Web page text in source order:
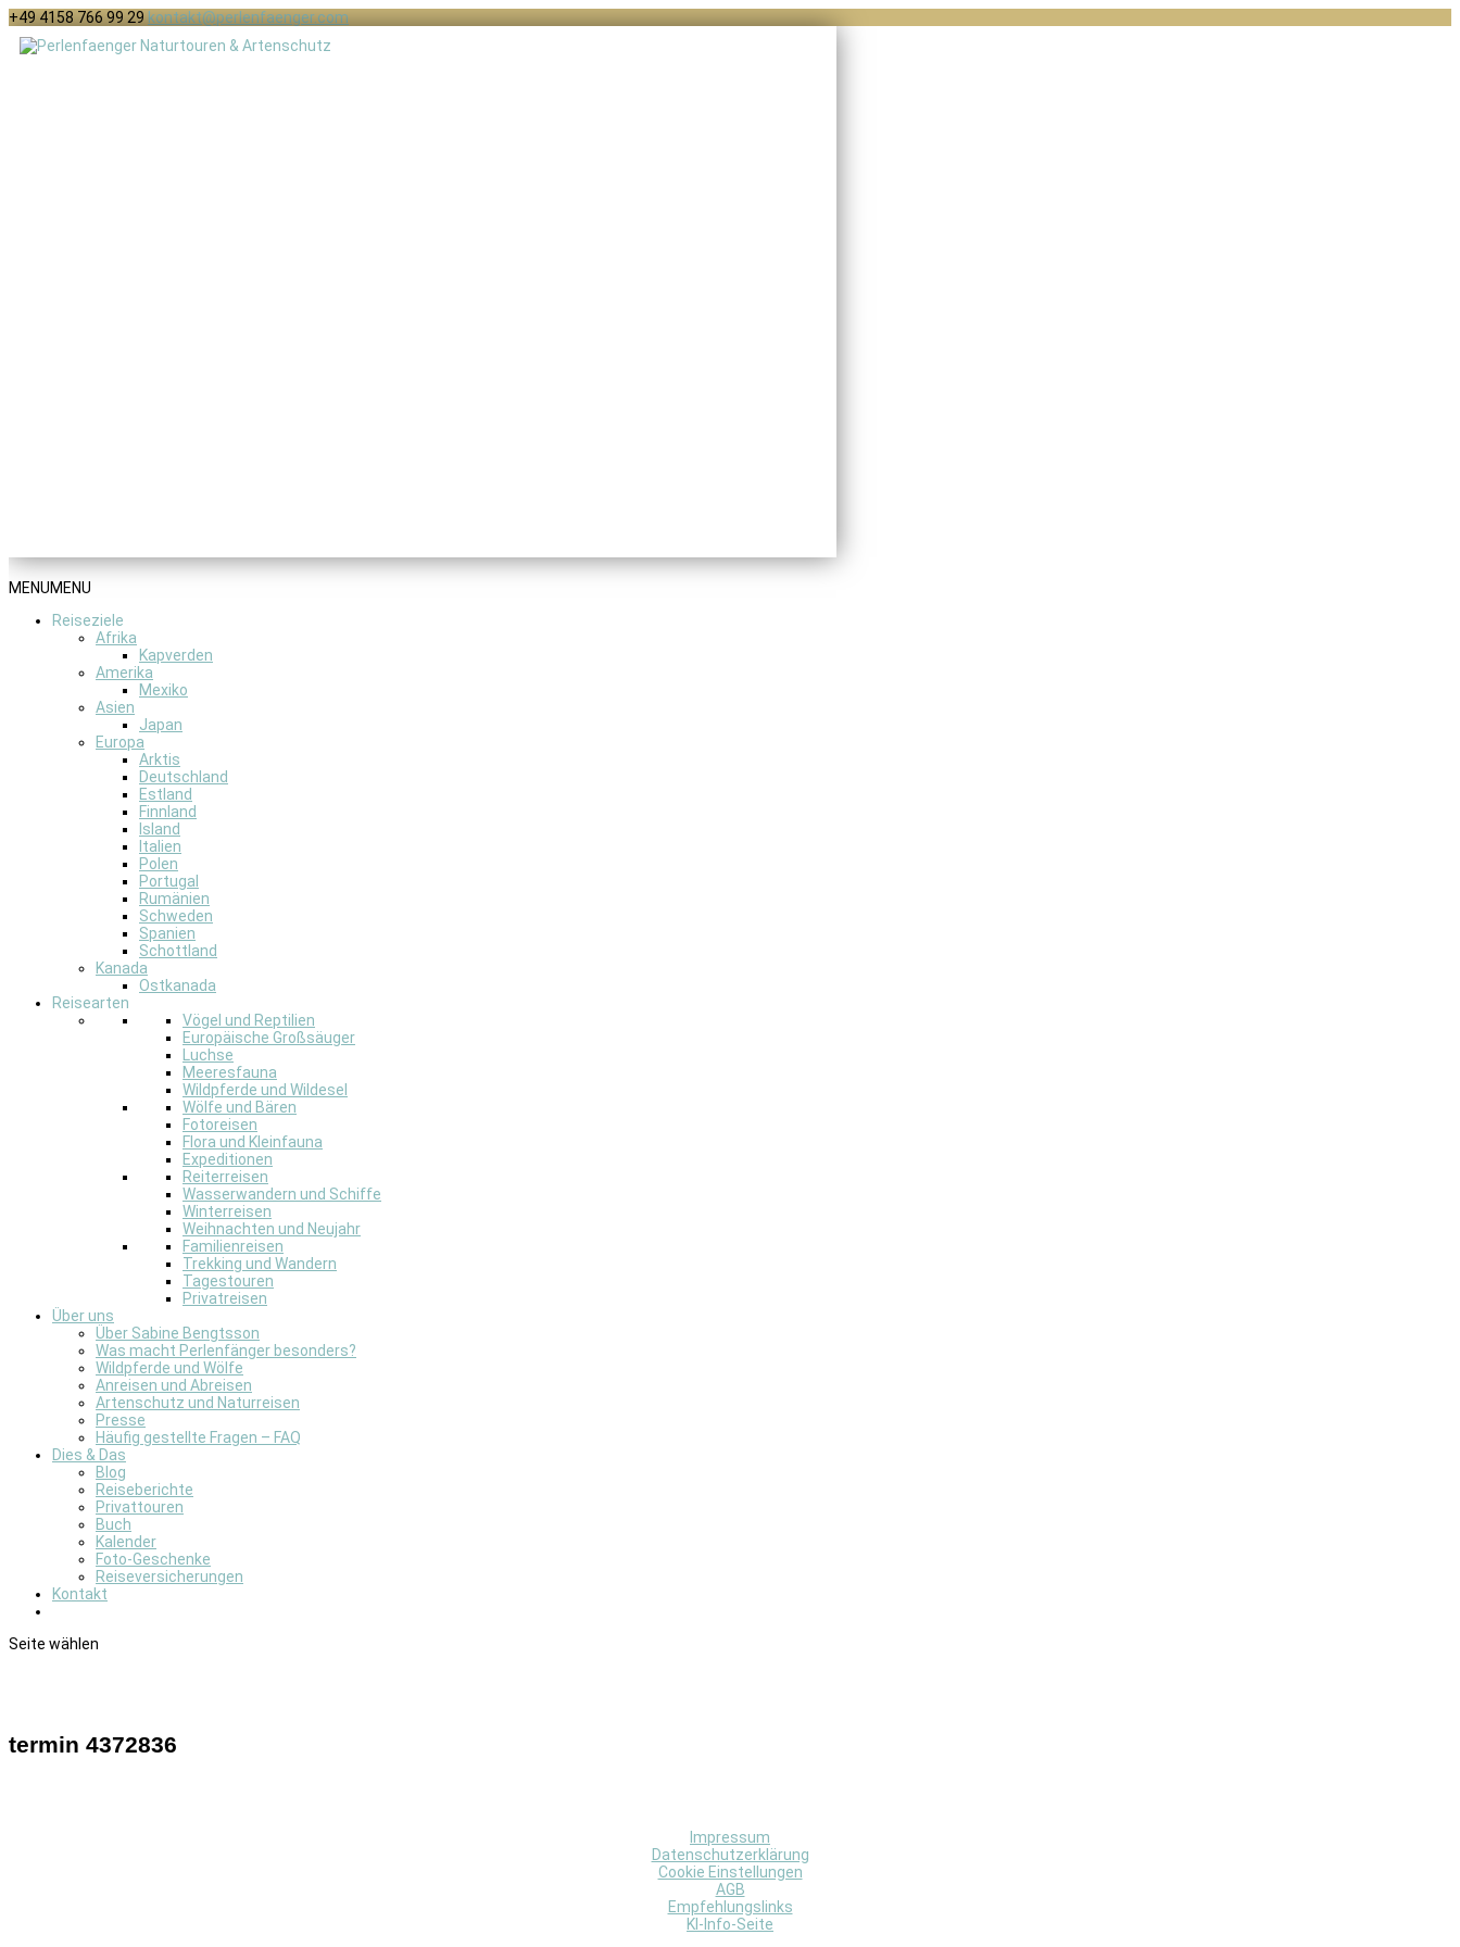
+49 4158 766 99 29 kontakt@perlenfaenger.com
MENUMENU
Reiseziele
Afrika
Kapverden
Amerika
Mexiko
Asien
Japan
Europa
Arktis
Deutschland
Estland
Finnland
Island
Italien
Polen
Portugal
Rumänien
Schweden
Spanien
Schottland
Kanada
Ostkanada
Reisearten
Vögel und Reptilien
Europäische Großsäuger
Luchse
Meeresfauna
Wildpferde und Wildesel
Wölfe und Bären
Fotoreisen
Flora und Kleinfauna
Expeditionen
Reiterreisen
Wasserwandern und Schiffe
Winterreisen
Weihnachten und Neujahr
Familienreisen
Trekking und Wandern
Tagestouren
Privatreisen
Über uns
Über Sabine Bengtsson
Was macht Perlenfänger besonders?
Wildpferde und Wölfe
Anreisen und Abreisen
Artenschutz und Naturreisen
Presse
Häufig gestellte Fragen – FAQ
Dies & Das
Blog
Reiseberichte
Privattouren
Buch
Kalender
Foto-Geschenke
Reiseversicherungen
Kontakt
Seite wählen
termin 4372836
Impressum
Datenschutzerklärung
Cookie Einstellungen
AGB
Empfehlungslinks
KI-Info-Seite